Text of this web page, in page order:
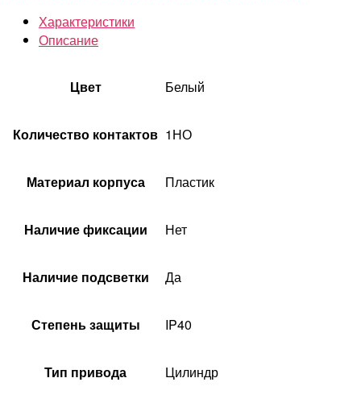
Характеристики
Описание
Цвет Белый
Количество контактов 1НО
Материал корпуса Пластик
Наличие фиксации Нет
Наличие подсветки Да
Степень защиты IP40
Тип привода Цилиндр